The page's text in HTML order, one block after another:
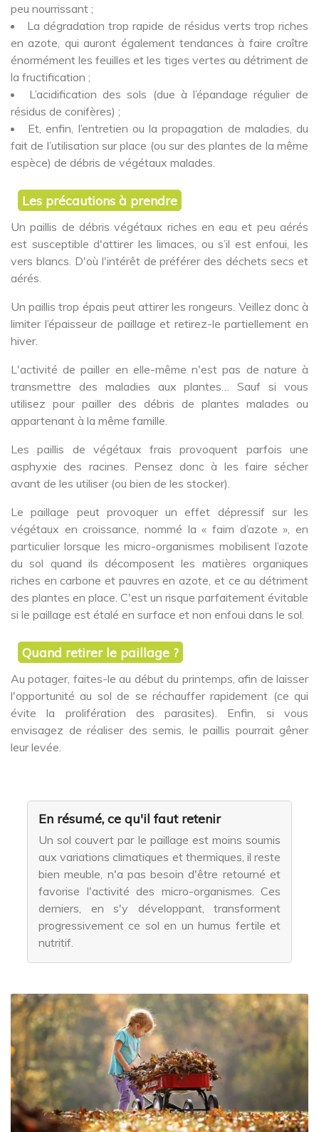
peu nourrissant ;
La dégradation trop rapide de résidus verts trop riches
en azote, qui auront également tendances à faire croître
énormément les feuilles et les tiges vertes au détriment de
la fructification ;
L’acidification des sols (due à l’épandage régulier de
résidus de conifères) ;
Et, enfin, l’entretien ou la propagation de maladies, du
fait de l’utilisation sur place (ou sur des plantes de la même
espèce) de débris de végétaux malades.
Les précautions à prendre
Un paillis de débris végétaux riches en eau et peu aérés
est susceptible d'attirer les limaces, ou s’il est enfoui, les
vers blancs. D'où l'intérêt de préférer des déchets secs et
aérés.
Un paillis trop épais peut attirer les rongeurs. Veillez donc à
limiter l’épaisseur de paillage et retirez-le partiellement en
hiver.
L'activité de pailler en elle-même n'est pas de nature à
transmettre des maladies aux plantes… Sauf si vous
utilisez pour pailler des débris de plantes malades ou
appartenant à la même famille.
Les paillis de végétaux frais provoquent parfois une
asphyxie des racines. Pensez donc à les faire sécher
avant de les utiliser (ou bien de les stocker).
Le paillage peut provoquer un effet dépressif sur les
végétaux en croissance, nommé la « faim d’azote », en
particulier lorsque les micro-organismes mobilisent l’azote
du sol quand ils décomposent les matières organiques
riches en carbone et pauvres en azote, et ce au détriment
des plantes en place. C'est un risque parfaitement évitable
si le paillage est étalé en surface et non enfoui dans le sol.
Quand retirer le paillage ?
Au potager, faites-le au début du printemps, afin de laisser
l'opportunité au sol de se réchauffer rapidement (ce qui
évite la prolifération des parasites). Enfin, si vous
envisagez de réaliser des semis, le paillis pourrait gêner
leur levée.
En résumé, ce qu'il faut retenir
Un sol couvert par le paillage est moins soumis
aux variations climatiques et thermiques, il reste
bien meuble, n'a pas besoin d'être retourné et
favorise l'activité des micro-organismes. Ces
derniers, en s'y développant, transforment
progressivement ce sol en un humus fertile et
nutritif.